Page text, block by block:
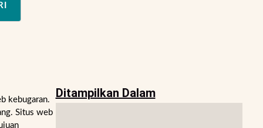
kebugaran.
Situs web
Ditampilkan Dalam